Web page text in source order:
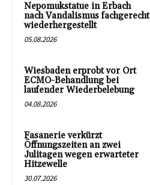
Nepomukstatue in Erbach
nach Vandalismus fachgerecht
wiederhergestellt
05.08.2026
Wiesbaden erprobt vor Ort
ECMO-Behandlung bei
laufender Wiederbelebung
04.08.2026
Fasanerie verkürzt
Öffnungszeiten an zwei
Julitagen wegen erwarteter
Hitzewelle
30.07.2026